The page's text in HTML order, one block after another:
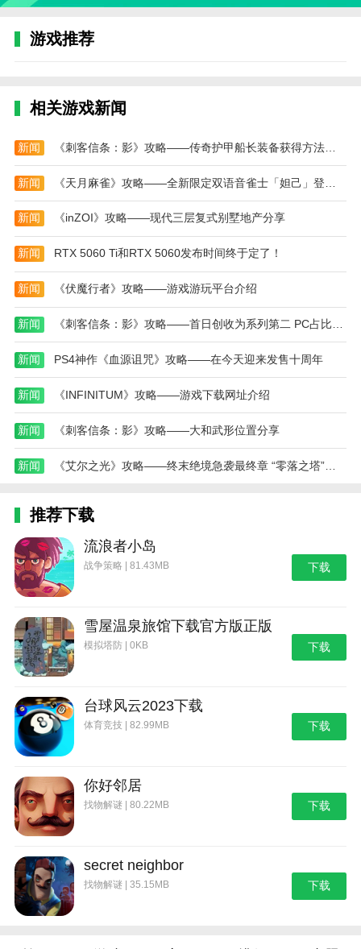
可以跳转进入的界面有：
限开放、刻印指令纹章；
指令卡强化、追加技能强化、从者宝具强化、圣杯
转临、概念礼装强化和进化。
1、首先我们需要进入到从者详情页面，在右侧点
击从者强化。
2、即可快速跳转到从者的强化页面，消耗对应的
材料即可升级强化从者。
三、概念礼装强化界面跳转方法
1、进入从者详情页面，在右侧点击查看当前从者
装备的概念礼装。
2、在礼装技能下方点击强化/进化按钮，即可快速
跳转到概念礼装强化页面。
v2.106.0版本
1、自动编队现在拥有两种编队倾向
2、设置中，启动时的开幕动画追加点击跳过功能
4、可以从编队界面、编队确认界面中所打开的从
者详情处，直接跳转各种强化界面
6、初始化所有所持从者再临阶段功能追加
7、战斗中的详情界面追加对象“属性”以及“副属性”
8、战斗中可显示从者的部分战斗语音字幕
9、新增“游戏邮箱”功能，可接收文字消息邮件
10、从者模型修改
①贞德
②贞德〔Alter〕
游戏推荐
相关游戏新闻
新闻 《刺客信条：影》攻略——传奇护甲船长装备获得方法介绍
新闻
新闻 《inZOI》攻略——现代三层复式别墅地产分享
新闻 RTX 5060 Ti和RTX 5060发布时间终于定了！
新闻 《伏魔行者》攻略——游戏游玩平台介绍
新闻 《刺客信条：影》攻略——首日创收为系列第二 PC占比27%
新闻 PS4神作《血源诅咒》攻略——在今天迎来发售十周年
新闻 《INFINITUM》攻略——游戏下载网址介绍
新闻 《刺客信条：影》攻略——大和武形位置分享
新闻 《艾尔之光》攻略——终末绝境急袭最终章 “零落之塔”重磅来袭
推荐下载
流浪者小岛
战争策略 | 81.43MB 下载
雪屋温泉旅馆下载官方版正版
模拟塔防 | 0KB 下载
台球风云2023下载
体育竞技 | 82.99MB 下载
你好邻居
找物解谜 | 80.22MB 下载
secret neighbor
找物解谜 | 35.15MB 下载